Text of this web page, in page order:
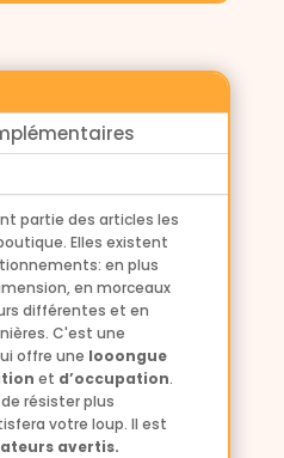
partie des articles les
Elles existent
en plus
en morceaux
différentes et en
C'est une
offre une looongue
et d’occupation.
résister plus
votre loup. Il est
avertis.